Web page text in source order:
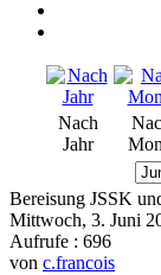
Nach
Jahr
Bereisung JSSK
Mittwoch, 3. Juni
Aufrufe : 696
von c.francois